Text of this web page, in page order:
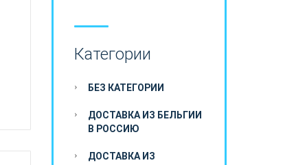
Категории
БЕЗ КАТЕГОРИИ
ДОСТАВКА ИЗ БЕЛЬГИИ
В РОССИЮ
ДОСТАВКА ИЗ